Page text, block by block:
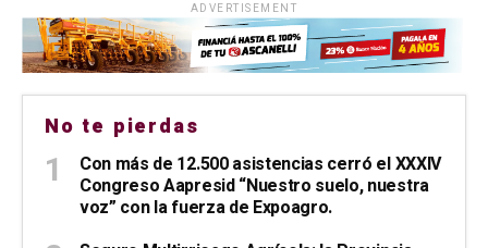
ADVERTISEMENT
No te pierdas
Con más de 12.500 asistencias cerró el XXXIV
Congreso Aapresid “Nuestro suelo, nuestra
voz” con la fuerza de Expoagro.